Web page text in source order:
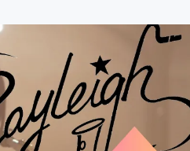
ーム・サービス開発
・雑誌出版